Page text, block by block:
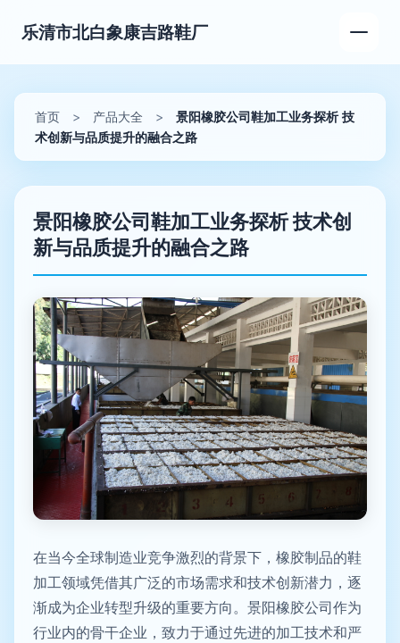
乐清市北白象康吉路鞋厂
首页 > 产品大全 >
景阳橡胶公司鞋加工业务探析 技
术创新与品质提升的融合之路
景阳橡胶公司鞋加工业务探析 技术创
新与品质提升的融合之路
在当今全球制造业竞争激烈的背景下，橡胶制品的鞋
加工领域凭借其广泛的市场需求和技术创新潜力，逐
渐成为企业转型升级的重要方向。景阳橡胶公司作为
行业内的骨干企业，致力于通过先进的加工技术和严